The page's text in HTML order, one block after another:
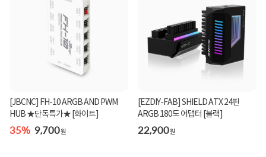
[JBCNC] FH-10 ARGB AND PWM
HUB ★단독특가★ [화이트]
35% 9,700원
[EZDIY-FAB] SHIELD ATX 24핀
ARGB 180도 어댑터 [블랙]
22,900원